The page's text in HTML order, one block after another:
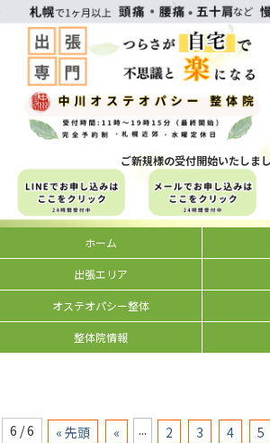
ご新規様の受付開始いたしま
ホーム
出張エリア
オステオパシー整体
整体院情報
6 / 6 « 先頭 « ... 2 3 4 5